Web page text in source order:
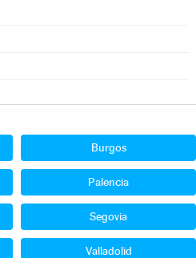
Burgos
Palencia
Segovia
Valladolid